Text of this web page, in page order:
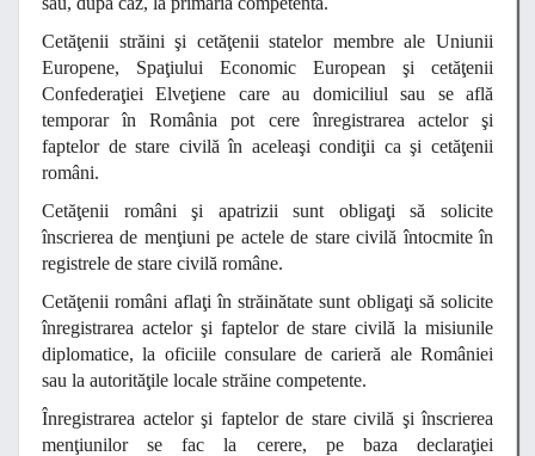
Cetăţenii străini şi cetăţenii statelor membre ale Uniunii
Europene, Spaţiului Economic European şi cetăţenii
Confederaţiei Elveţiene care au domiciliul sau se află
temporar în România pot cere înregistrarea actelor şi
faptelor de stare civilă în aceleaşi condiţii ca şi cetăţenii
români.
Cetăţenii români şi apatrizii sunt obligaţi să solicite
înscrierea de menţiuni pe actele de stare civilă întocmite în
registrele de stare civilă române.
Cetăţenii români aflaţi în străinătate sunt obligaţi să solicite
înregistrarea actelor şi faptelor de stare civilă la misiunile
diplomatice, la oficiile consulare de carieră ale României
sau la autorităţile locale străine competente.
Înregistrarea actelor şi faptelor de stare civilă şi înscrierea
menţiunilor se fac la cerere, pe baza declaraţiei